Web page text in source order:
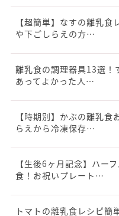
【超簡単】なすの離乳
や下ごしらえの方…
離乳食の調理器具13選！
あってよかった人…
【時期別】かぶの離乳食
らえから冷凍保存…
【生後6ヶ月記念】ハー
食！お祝いプレート…
トマトの離乳食レシピ簡